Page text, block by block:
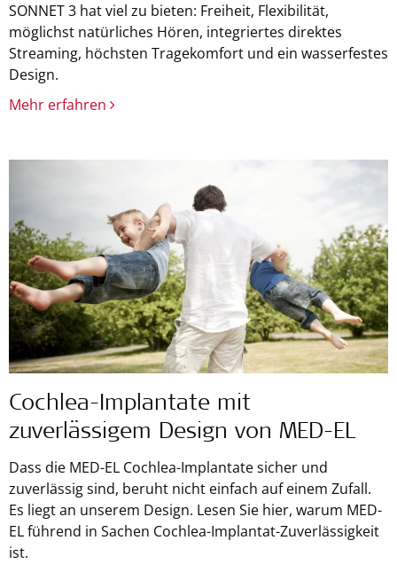
SONNET 3 hat viel zu bieten: Freiheit, Flexibilität,
möglichst natürliches Hören, integriertes direktes
Streaming, höchsten Tragekomfort und ein wasserfestes
Design.
Mehr erfahren
Cochlea-Implantate mit
zuverlässigem Design von MED-EL
Dass die MED-EL Cochlea-Implantate sicher und
zuverlässig sind, beruht nicht einfach auf einem Zufall.
Es liegt an unserem Design. Lesen Sie hier, warum MED-
EL führend in Sachen Cochlea-Implantat-Zuverlässigkeit
ist.